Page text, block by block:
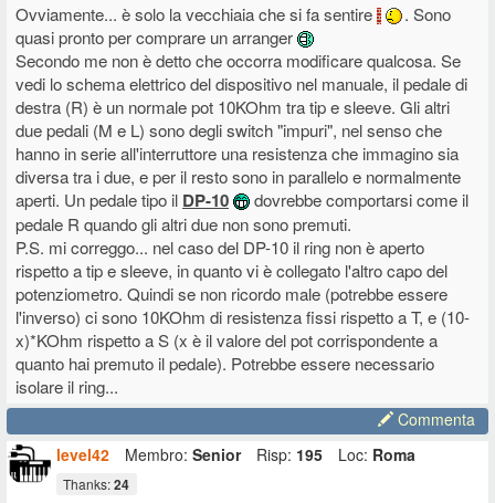
Ovviamente... è solo la vecchiaia che si fa sentire
. Sono
quasi pronto per comprare un arranger
Secondo me non è detto che occorra modificare qualcosa. Se
vedi lo schema elettrico del dispositivo nel manuale, il pedale di
destra (R) è un normale pot 10KOhm tra tip e sleeve. Gli altri
due pedali (M e L) sono degli switch "impuri", nel senso che
hanno in serie all'interruttore una resistenza che immagino sia
diversa tra i due, e per il resto sono in parallelo e normalmente
aperti. Un pedale tipo il DP-10
dovrebbe comportarsi come il
pedale R quando gli altri due non sono premuti.
P.S. mi correggo... nel caso del DP-10 il ring non è aperto
rispetto a tip e sleeve, in quanto vi è collegato l'altro capo del
potenziometro. Quindi se non ricordo male (potrebbe essere
l'inverso) ci sono 10KOhm di resistenza fissi rispetto a T, e (10-
x)*KOhm rispetto a S (x è il valore del pot corrispondente a
quanto hai premuto il pedale). Potrebbe essere necessario
isolare il ring...
Commenta
level42
Membro: Senior Risp: 195 Loc: Roma
Thanks:24